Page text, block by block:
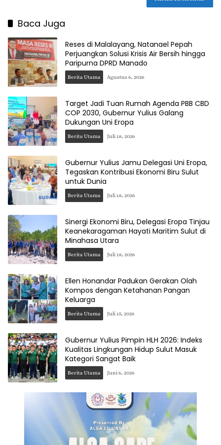
Baca Juga
Reses di Malalayang, Natanael Pepah
Perjuangkan Solusi Krisis Air Bersih hingga
Paripurna DPRD Manado
Berita Utama Agustus 6, 2026
Target Jadi Tuan Rumah Agenda PBB CBD
COP 2030, Gubernur Yulius Galang
Dukungan Uni Eropa
Berita Utama Juli 18, 2026
Gubernur Yulius Jamu Delegasi Uni Eropa,
Tegaskan Kontribusi Ekonomi Biru Sulut
untuk Dunia
Berita Utama Juli 18, 2026
Sinergi Ekonomi Biru, Delegasi Eropa Tinjau
Keanekaragaman Hayati Maritim Sulut di
Minahasa Utara
Berita Utama Juli 18, 2026
Ellen Honandar Padukan Gerakan Olah
Kompos dengan Ketahanan Pangan
Keluarga
Berita Utama Juli 15, 2026
Gubernur Yulius Pimpin HLH 2026: Indeks
Kualitas Lingkungan Hidup Sulut Masuk
Kategori Sangat Baik
Berita Utama Juni 6, 2026